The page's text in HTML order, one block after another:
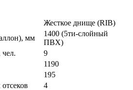
Жесткое днище (RIB)
мм
1400 (5ти-слойный
ПВХ)
9
1190
195
4